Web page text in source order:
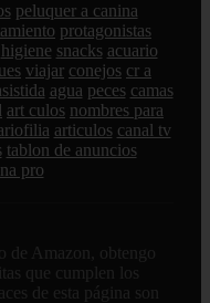
peluquer a canina
protagonistas
higiene snacks acuario
viajar conejos cr a
agua peces camas
art culos nombres para
articulos canal tv
tablon de anuncios
pro
de Amazon, obtengo
que cumplen los
de esta página son